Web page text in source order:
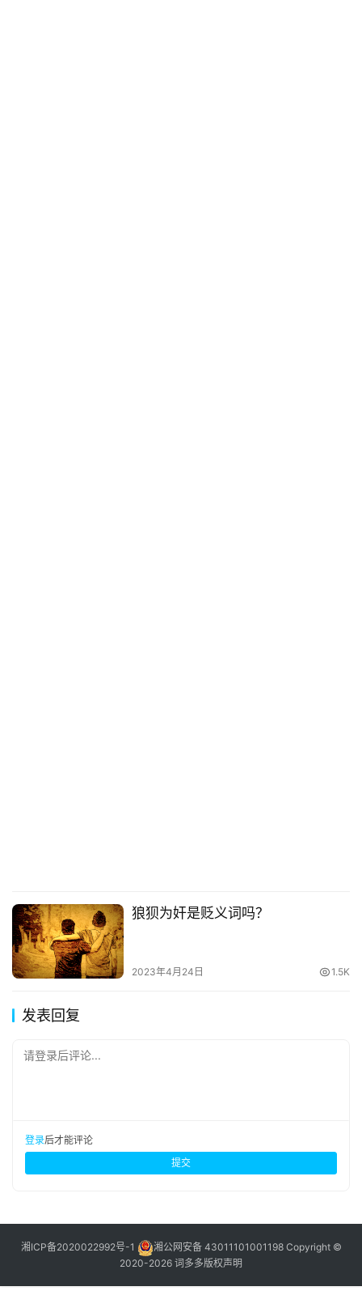
狼狈为奸是贬义词吗？
2023年4月24日 1.5K
发表回复
请登录后评论...
登录后才能评论
提交
湘ICP备2020022992号-1 湘公网安备 43011101001198Copyright ©
2020-2026 词多多版权声明